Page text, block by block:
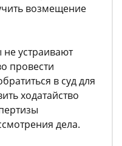
возмещение
не устраивают
провести
в суд для
ходатайство
дела.